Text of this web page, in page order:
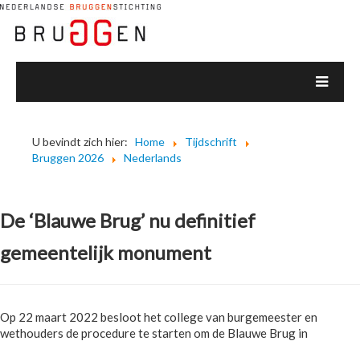
U bevindt zich hier: Home
Tijdschrift
Bruggen 2026
Nederlands
De ‘Blauwe Brug’ nu definitief
gemeentelijk monument
Op 22 maart 2022 besloot het college van burgemeester en
wethouders de procedure te starten om de Blauwe Brug in